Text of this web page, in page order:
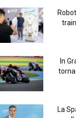
In
torna
La